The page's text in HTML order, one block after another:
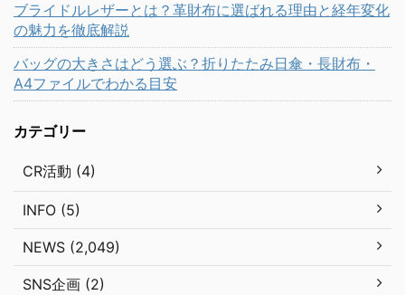
ブライドルレザーとは？革財布に選ばれる理由と経年変化
の魅力を徹底解説
バッグの大きさはどう選ぶ？折りたたみ日傘・長財布・
A4ファイルでわかる目安
カテゴリー
CR活動 (4)
INFO (5)
NEWS (2,049)
SNS企画 (2)